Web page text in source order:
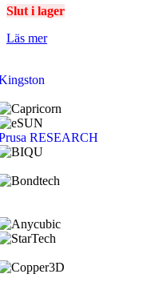
Slut i lager
Läs mer
RESEARCH